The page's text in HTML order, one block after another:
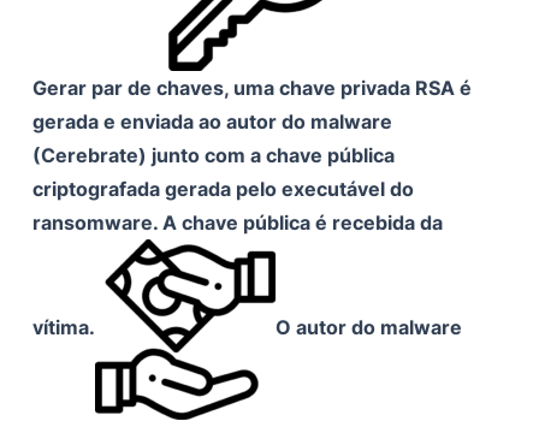
Gerar par de chaves, uma chave privada RSA é
gerada e enviada ao autor do malware
(Cerebrate) junto com a chave pública
criptografada gerada pelo executável do
ransomware. A chave pública é recebida da
vítima. O autor do malware